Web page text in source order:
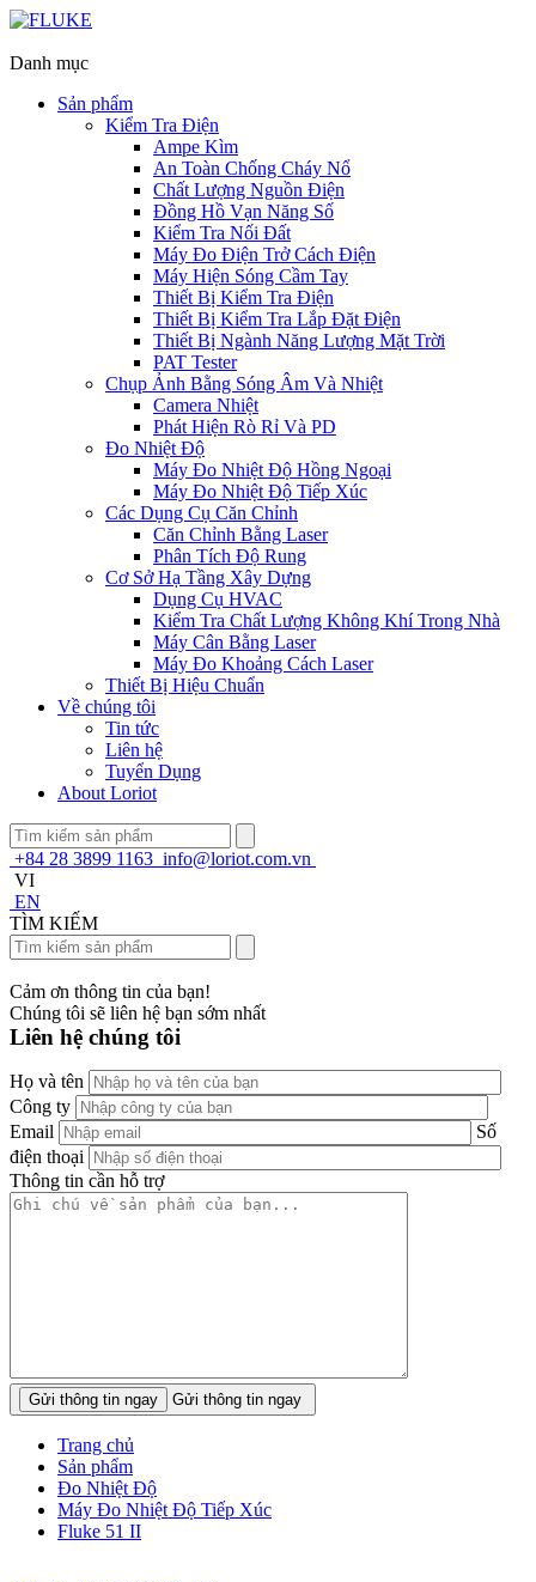
Danh mục
Sản phẩm
Kiểm Tra Điện
Ampe Kìm
An Toàn Chống Cháy Nổ
Chất Lượng Nguồn Điện
Đồng Hồ Vạn Năng Số
Kiểm Tra Nối Đất
Máy Đo Điện Trở Cách Điện
Máy Hiện Sóng Cầm Tay
Thiết Bị Kiểm Tra Điện
Thiết Bị Kiểm Tra Lắp Đặt Điện
Thiết Bị Ngành Năng Lượng Mặt Trời
PAT Tester
Chụp Ảnh Bằng Sóng Âm Và Nhiệt
Camera Nhiệt
Phát Hiện Rò Rỉ Và PD
Đo Nhiệt Độ
Máy Đo Nhiệt Độ Hồng Ngoại
Máy Đo Nhiệt Độ Tiếp Xúc
Các Dụng Cụ Căn Chỉnh
Căn Chỉnh Bằng Laser
Phân Tích Độ Rung
Cơ Sở Hạ Tầng Xây Dựng
Dụng Cụ HVAC
Kiểm Tra Chất Lượng Không Khí Trong Nhà
Máy Cân Bằng Laser
Máy Đo Khoảng Cách Laser
Thiết Bị Hiệu Chuẩn
Về chúng tôi
Tin tức
Liên hệ
Tuyển Dụng
About Loriot
+84 28 3899 1163 info@loriot.com.vn
VI
EN
TÌM KIẾM
Cảm ơn thông tin của bạn!
Chúng tôi sẽ liên hệ bạn sớm nhất
Liên hệ chúng tôi
Họ và tên
Công ty
Email
Số
điện thoại
Thông tin cần hỗ trợ
Gửi thông tin ngay
Trang chủ
Sản phẩm
Đo Nhiệt Độ
Máy Đo Nhiệt Độ Tiếp Xúc
Fluke 51 II